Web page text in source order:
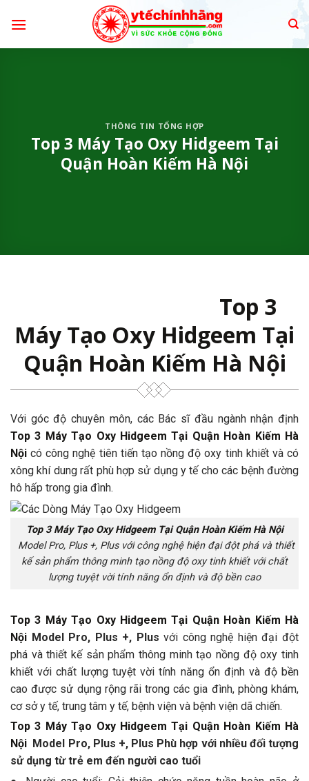
THÔNG TIN TỔNG HỢP
Top 3 Máy Tạo Oxy Hidgeem Tại
Quận Hoàn Kiếm Hà Nội
Top 3
Máy Tạo Oxy Hidgeem Tại
Quận Hoàn Kiếm Hà Nội
Với góc độ chuyên môn, các Bác sĩ đầu ngành nhận định
Top 3 Máy Tạo Oxy Hidgeem Tại Quận Hoàn Kiếm Hà
Nộicó công nghệ tiên tiến tạo nồng độ oxy tinh khiết và có
xông khí dung rất phù hợp sử dụng y tế cho các bệnh đường
hô hấp trong gia đình.
Top 3 Máy Tạo Oxy Hidgeem Tại Quận Hoàn Kiếm Hà Nội
Model Pro, Plus +, Plus với công nghệ hiện đại đột phá và thiết
kế sản phẩm thông minh tạo nồng độ oxy tinh khiết với chất
lượng tuyệt vời tính năng ổn định và độ bền cao
Top 3 Máy Tạo Oxy Hidgeem Tại Quận Hoàn Kiếm Hà
Nội Model Pro, Plus +, Plus với công nghệ hiện đại đột
phá và thiết kế sản phẩm thông minh tạo nồng độ oxy tinh
khiết với chất lượng tuyệt vời tính năng ổn định và độ bền
cao được sử dụng rộng rãi trong các gia đình, phòng khám,
cơ sở y tế, trung tâm y tế, bệnh viện và bệnh viện dã chiến.
Top 3 Máy Tạo Oxy Hidgeem Tại Quận Hoàn Kiếm Hà
Nội Model Pro, Plus +, Plus Phù hợp với nhiều đối tượng
sử dụng từ trẻ em đến người cao tuổi